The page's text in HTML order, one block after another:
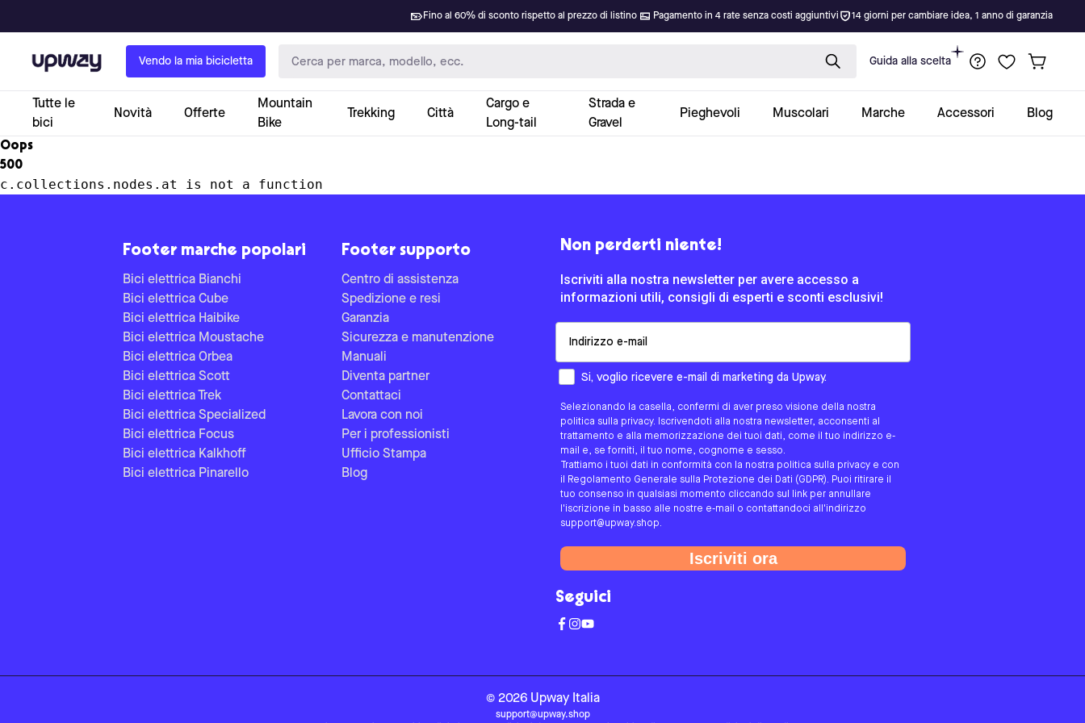
Fino al 60% di sconto rispetto al prezzo di listino Pagamento in 4 rate senza costi aggiuntivi 14 giorni per cambiare idea, 1 anno di garanzia
Upway Vendo la mia bicicletta Guida alla scelta
Tutte le
bici
Novità Offerte
Mountain
Bike
Trekking Città
Cargo e
Long-tail
Strada e
Gravel
Pieghevoli Muscolari Marche Accessori Blog
Oops
500
c.collections.nodes.at is not a function
Footer marche popolari
Bici elettrica Bianchi
Bici elettrica Cube
Bici elettrica Haibike
Bici elettrica Moustache
Bici elettrica Orbea
Bici elettrica Scott
Bici elettrica Trek
Bici elettrica Specialized
Bici elettrica Focus
Bici elettrica Kalkhoff
Bici elettrica Pinarello
Footer supporto
Centro di assistenza
Spedizione e resi
Garanzia
Sicurezza e manutenzione
Manuali
Diventa partner
Contattaci
Lavora con noi
Per i professionisti
Ufficio Stampa
Blog
Non perderti niente!
Iscriviti alla nostra newsletter per avere accesso a
informazioni utili, consigli di esperti e sconti esclusivi!
Come preferisci essere contattato/a?
Si, voglio ricevere e-mail di marketing da Upway.
Selezionando la casella, confermi di aver preso visione della nostra
politica sulla privacy. Iscrivendoti alla nostra newsletter, acconsenti al
trattamento e alla memorizzazione dei tuoi dati, come il tuo indirizzo e-
mail e, se forniti, il tuo nome, cognome e sesso.
Trattiamo i tuoi dati in conformità con la nostra politica sulla privacy e con
il Regolamento Generale sulla Protezione dei Dati (GDPR). Puoi ritirare il
tuo consenso in qualsiasi momento cliccando sul link per annullare
l'iscrizione in basso alle nostre e-mail o contattandoci all'indirizzo
support@upway.shop.
Iscriviti ora
Seguici
© 2026 Upway Italia
support@upway.shop